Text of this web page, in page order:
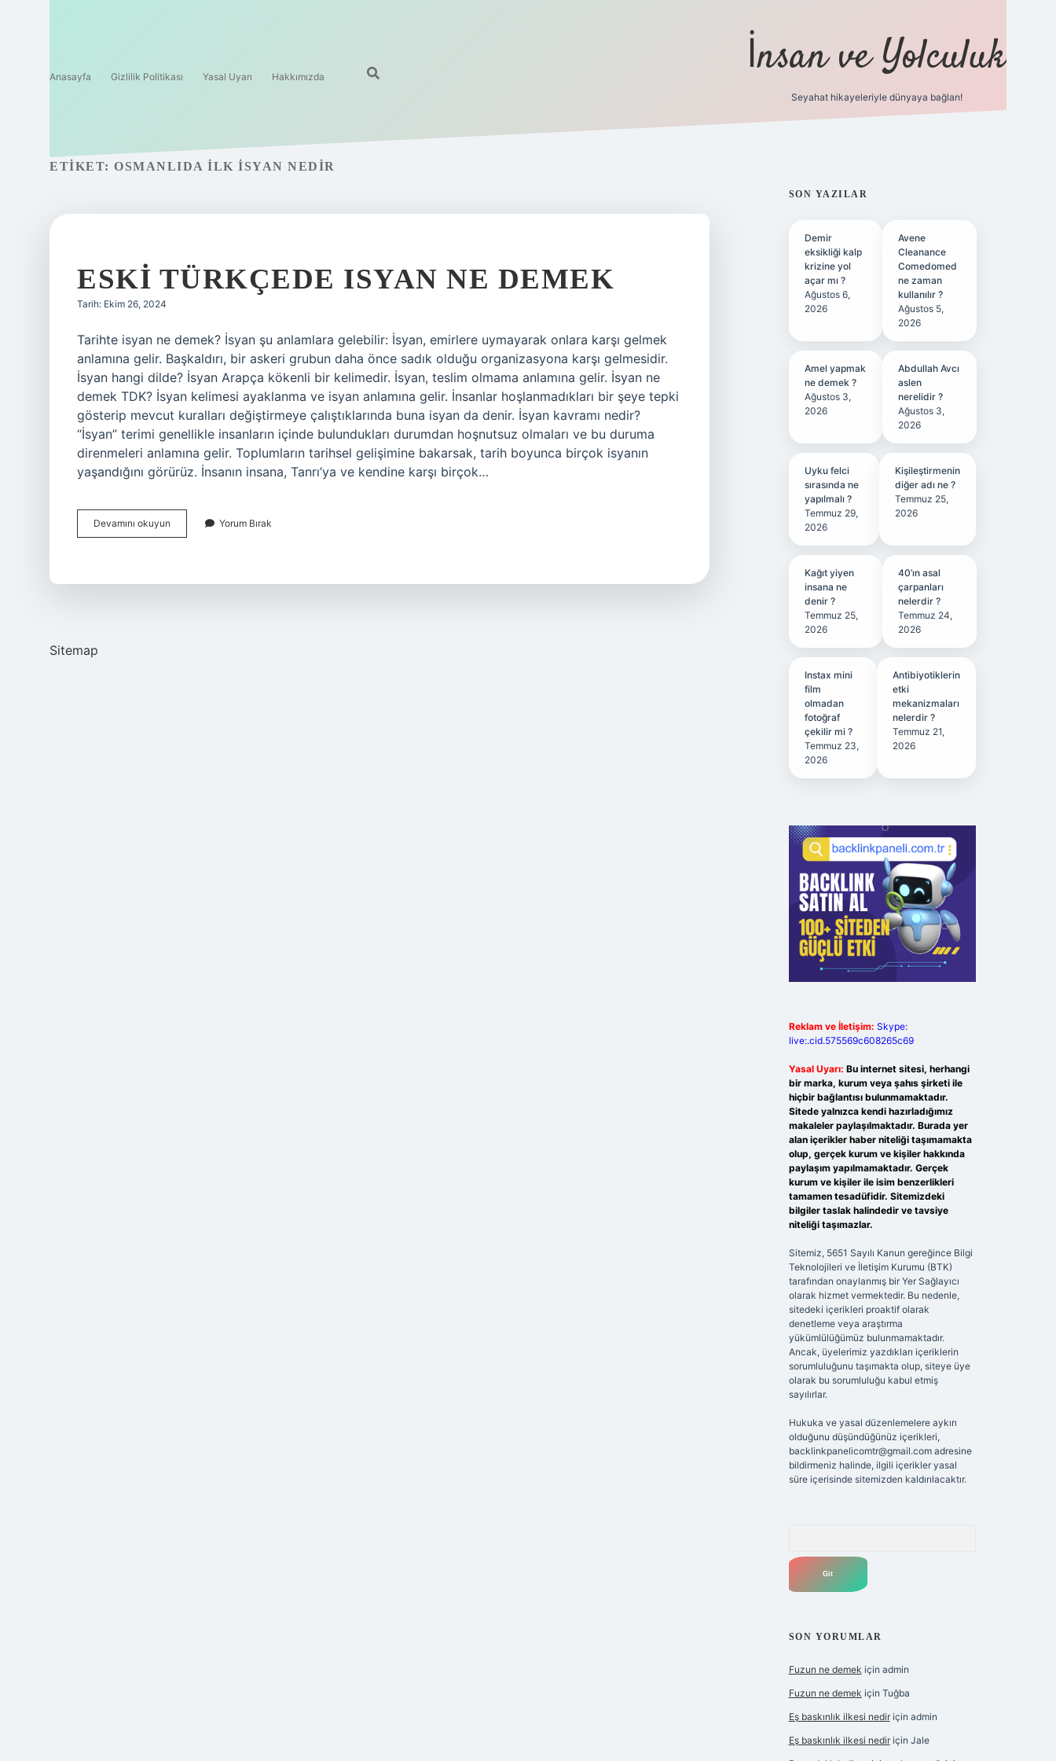
Anasayfa Gizlilik Politikası Yasal Uyarı Hakkımızda İnsan ve Yolculuk
Seyahat hikayeleriyle dünyaya bağlan!
ETIKET: OSMANLIDA ILK ISYAN NEDIR
ESKI TÜRKÇEDE ISYAN NE DEMEK
Tarih: Ekim 26, 2024
Tarihte isyan ne demek? İsyan şu anlamlara gelebilir: İsyan, emirlere uymayarak onlara karşı gelmek
anlamına gelir. Başkaldırı, bir askeri grubun daha önce sadık olduğu organizasyona karşı gelmesidir.
İsyan hangi dilde? İsyan Arapça kökenli bir kelimedir. İsyan, teslim olmama anlamına gelir. İsyan ne
demek TDK? İsyan kelimesi ayaklanma ve isyan anlamına gelir. İnsanlar hoşlanmadıkları bir şeye tepki
gösterip mevcut kuralları değiştirmeye çalıştıklarında buna isyan da denir. İsyan kavramı nedir?
“İsyan” terimi genellikle insanların içinde bulundukları durumdan hoşnutsuz olmaları ve bu duruma
direnmeleri anlamına gelir. Toplumların tarihsel gelişimine bakarsak, tarih boyunca birçok isyanın
yaşandığını görürüz. İnsanın insana, Tanrı’ya ve kendine karşı birçok…
Devamını okuyun
Türkçede
Yorum Bırak
Sitemap
SIDEBAR
SON YAZILAR
Demir
eksikliği kalp
krizine yol
açar mı ?
Ağustos 6,
2026
Avene
Cleanance
Comedomed
ne zaman
kullanılır ?
Ağustos 5,
2026
Amel yapmak
ne demek ?
Ağustos 3,
2026
Abdullah Avcı
aslen
nerelidir ?
Ağustos 3,
2026
Uyku felci
sırasında ne
yapılmalı ?
Temmuz 29,
2026
Kişileştirmenin
diğer adı ne ?
Temmuz 25,
2026
Kağıt yiyen
insana ne
denir ?
Temmuz 25,
2026
40’ın asal
çarpanları
nelerdir ?
Temmuz 24,
2026
Instax mini
film
olmadan
fotoğraf
çekilir mi ?
Temmuz 23,
2026
Antibiyotiklerin
etki
mekanizmaları
nelerdir ?
Temmuz 21,
2026
Reklam ve İletişim: Skype:
live:.cid.575569c608265c69
Yasal Uyarı: Bu internet sitesi, herhangi
bir marka, kurum veya şahıs şirketi ile
hiçbir bağlantısı bulunmamaktadır.
Sitede yalnızca kendi hazırladığımız
makaleler paylaşılmaktadır. Burada yer
alan içerikler haber niteliği taşımamakta
olup, gerçek kurum ve kişiler hakkında
paylaşım yapılmamaktadır. Gerçek
kurum ve kişiler ile isim benzerlikleri
tamamen tesadüfidir. Sitemizdeki
bilgiler taslak halindedir ve tavsiye
niteliği taşımazlar.
Sitemiz, 5651 Sayılı Kanun gereğince Bilgi
Teknolojileri ve İletişim Kurumu (BTK)
tarafından onaylanmış bir Yer Sağlayıcı
olarak hizmet vermektedir. Bu nedenle,
sitedeki içerikleri proaktif olarak
denetleme veya araştırma
yükümlülüğümüz bulunmamaktadır.
Ancak, üyelerimiz yazdıkları içeriklerin
sorumluluğunu taşımakta olup, siteye üye
olarak bu sorumluluğu kabul etmiş
sayılırlar.
Hukuka ve yasal düzenlemelere aykırı
olduğunu düşündüğünüz içerikleri,
backlinkpanelicomtr@gmail.comadresine
bildirmeniz halinde, ilgili içerikler yasal
süre içerisinde sitemizden kaldırılacaktır.
SON YORUMLAR
Fuzun ne demek için admin
Fuzun ne demek için Tuğba
Eş baskınlık ilkesi nediriçin admin
Eş baskınlık ilkesi nediriçin Jale